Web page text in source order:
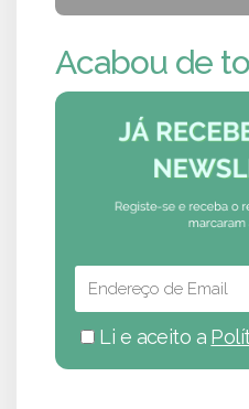
Acabou de
Li e aceito a